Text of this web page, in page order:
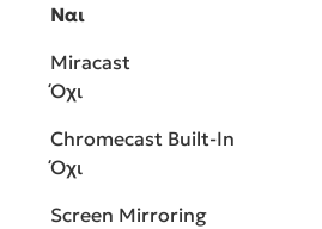
Ναι
Miracast
Όχι
Chromecast Built-In
Όχι
Screen Mirroring